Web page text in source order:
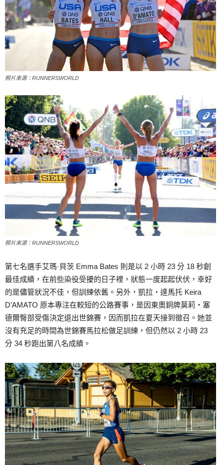
照片來源：RUNNERSWORLD
照片來源：RUNNERSWORLD
第七名選手艾瑪·貝茨 Emma Bates 則是以 2 小時 23 分 18 秒創
最佳成績，在前些染役受擾的日子裡，狀態一度起起伏伏，幸好
的是儘管狀況不佳，但訓練依舊。另外，凱拉‧達馬托 Keira
D’AMATO 原本專注在較短的公路賽事，是因東奧銅牌莫莉‧塞
德爾臀部受傷決定退出世錦賽，因而凱拉在夏天接到徵召。她並
沒有充足的時間為世錦賽馬拉松做足訓練，但仍然以 2 小時 23
分 34 秒跑出第八名成績。